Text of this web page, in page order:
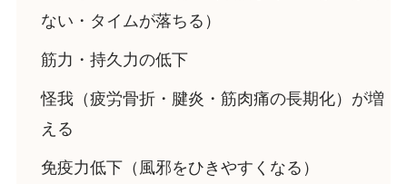
ない・タイムが落ちる）
筋力・持久力の低下
怪我（疲労骨折・腱炎・筋肉痛の長期化）が増
える
免疫力低下（風邪をひきやすくなる）